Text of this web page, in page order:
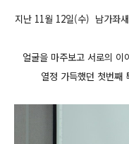
지난 11월 12일(수) 남가좌
얼굴을 마주보고 서로의 이
열정 가득했던 첫번